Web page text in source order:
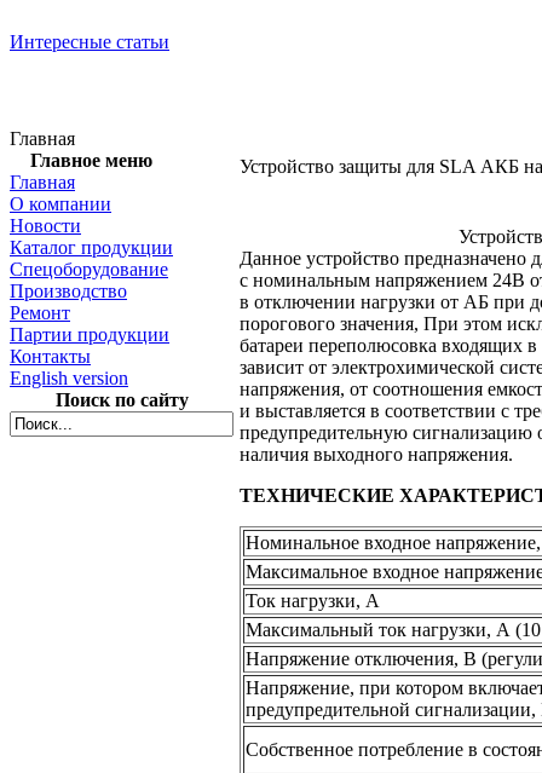
Интересные статьи
Главная
Главное меню
Главная
О компании
Новости
Каталог продукции
Спецоборудование
Производство
Ремонт
Партии продукции
Контакты
English version
Поиск по сайту
Устройство защиты для SLA АКБ
Данное устройство
с номинальным напряжением 24В
в отключении нагрузки от АБ при
порогового значения, При этом
батареи переполюсовка входящих в
зависит от электрохимической
напряжения, от соотношения
и выставляется в соответствии с
предупредительную сигнализацию
наличия выходного напряжения.
ТЕХНИЧЕСКИЕ
Номинальное входное
Максимальное входное
Ток нагрузки, А
Максимальный ток нагрузки, А (10
Напряжение отключения, В
Напряжение, при котором
предупредительной
Собственное потребление в